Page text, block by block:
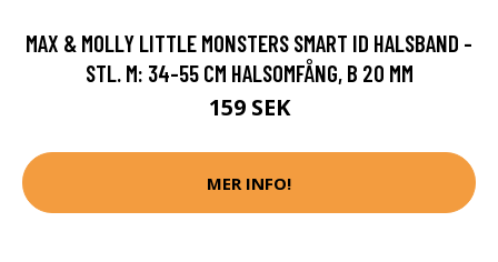
MAX & MOLLY LITTLE MONSTERS SMART ID HALSBAND -
STL. M: 34-55 CM HALSOMFÅNG, B 20 MM
159 SEK
MER INFO!